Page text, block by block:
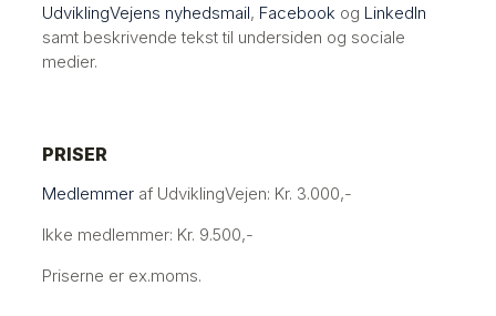
UdviklingVejens nyhedsmail, Facebook og LinkedIn
samt beskrivende tekst til undersiden og sociale
medier.
PRIS​ER
Medlemmer af UdviklingVejen: Kr. 3.000,-
Ikke medlemmer: Kr. 9.500,-
Priserne er ex.moms.